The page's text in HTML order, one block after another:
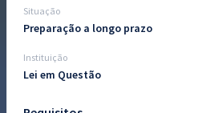
Situação
Preparação a longo prazo
Instituição
Lei em Questão